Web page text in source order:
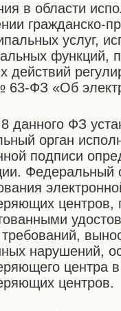
в области
гражданско-
услуг,
функций,
действий
63-ФЗ «Об
данного ФЗ
орган
подписи
Федеральный
центров,
нарушений,
центра
центров.